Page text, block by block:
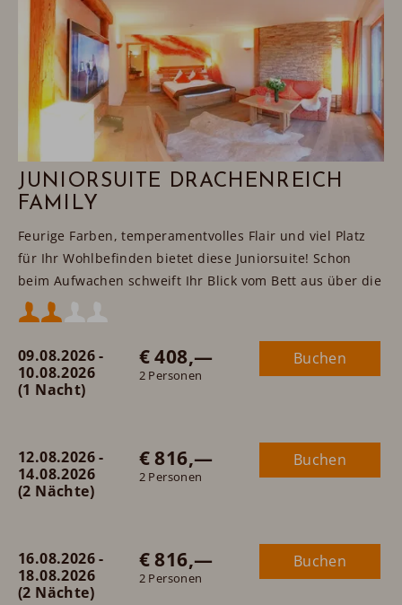
JUNIORSUITE DRACHENREICH
FAMILY
Feurige Farben, temperamentvolles Flair und viel Platz
für Ihr Wohlbefinden bietet diese Juniorsuite! Schon
beim Aufwachen schweift Ihr Blick vom Bett aus über die
Wiesen und Berge - das Reich des feurigen Tatzlwurms.
Mindestbelegung:
Maximalbelegung:
09.08.2026 -
10.08.2026
(1 Nacht)
€ 408,—
2 Personen
Buchen
12.08.2026 -
14.08.2026
(2 Nächte)
€ 816,—
2 Personen
Buchen
16.08.2026 -
18.08.2026
(2 Nächte)
€ 816,—
2 Personen
Buchen